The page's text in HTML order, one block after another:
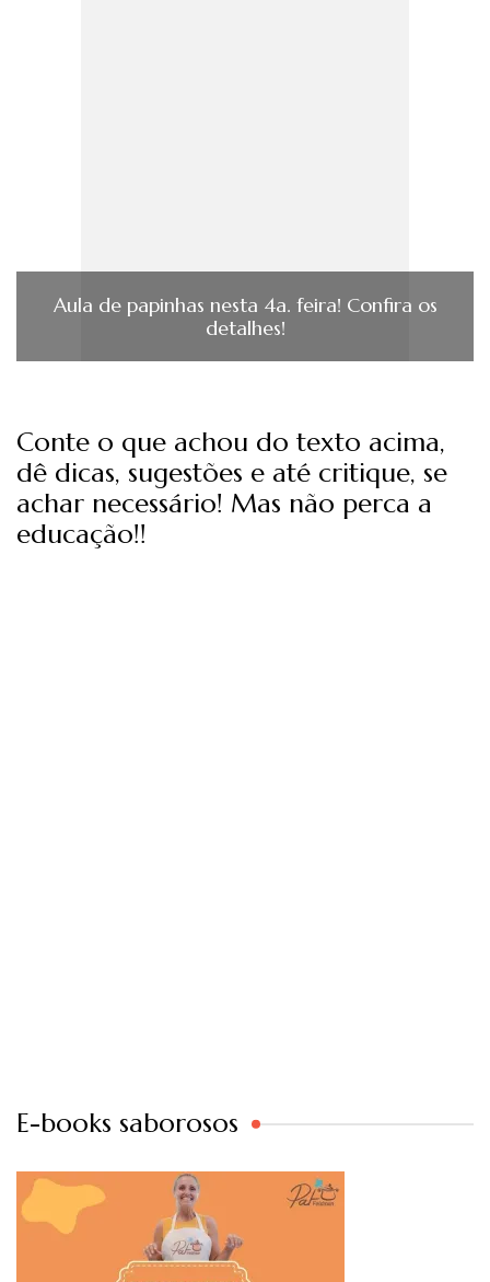
Aula de papinhas nesta 4a. feira! Confira os
detalhes!
Conte o que achou do texto acima,
dê dicas, sugestões e até critique, se
achar necessário! Mas não perca a
educação!!
E-books saborosos